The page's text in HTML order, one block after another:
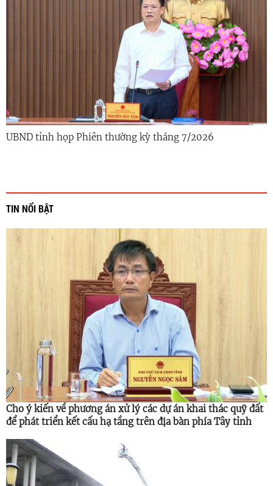
UBND tỉnh họp Phiên thường kỳ tháng 7/2026
TIN NỔI BẬT
Cho ý kiến về phương án xử lý các dự án khai thác quỹ đất
để phát triển kết cấu hạ tầng trên địa bàn phía Tây tỉnh